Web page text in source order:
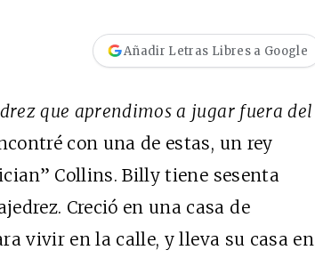
Añadir Letras Libres a Google
que aprendimos a jugar fuera del
con una de estas, un rey
Collins. Billy tiene sesenta
Creció en una casa de
vivir en la calle, y lleva su casa en